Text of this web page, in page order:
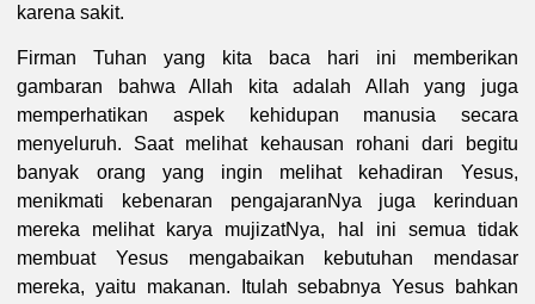
karena sakit.
Firman Tuhan yang kita baca hari ini memberikan
gambaran bahwa Allah kita adalah Allah yang juga
memperhatikan aspek kehidupan manusia secara
menyeluruh. Saat melihat kehausan rohani dari begitu
banyak orang yang ingin melihat kehadiran Yesus,
menikmati kebenaran pengajaranNya juga kerinduan
mereka melihat karya mujizatNya, hal ini semua tidak
membuat Yesus mengabaikan kebutuhan mendasar
mereka, yaitu makanan. Itulah sebabnya Yesus bahkan